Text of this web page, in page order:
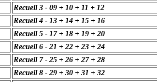
Recueil 3 - 09 + 10 + 11 + 12
Recueil 4 - 13 + 14 + 15 + 16
Recueil 5 - 17 + 18 + 19 + 20
Recueil 6 - 21 + 22 + 23 + 24
Recueil 7 - 25 + 26 + 27 + 28
Recueil 8 - 29 + 30 + 31 + 32